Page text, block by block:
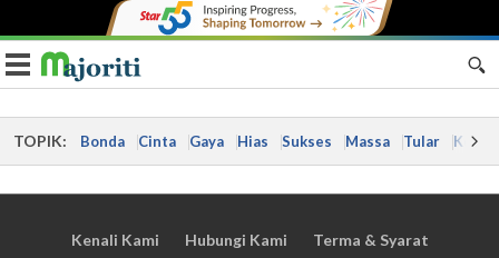
Toggle navigation
TOPIK: Bonda Cinta Gaya Hias Sukses Massa Tular Kes
Kenali Kami Hubungi Kami Terma & Syarat